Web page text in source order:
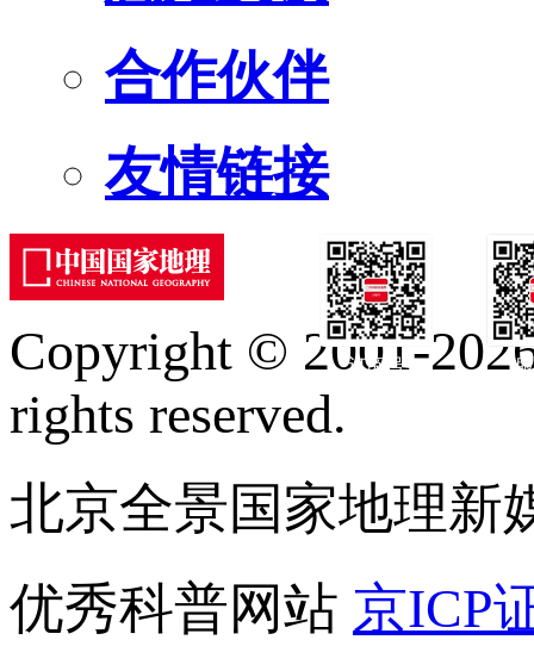
合作伙伴
友情链接
订阅号
Copyright © 2001-
rights reserved.
北京全景国家地理新
优秀科普网站 京ICP